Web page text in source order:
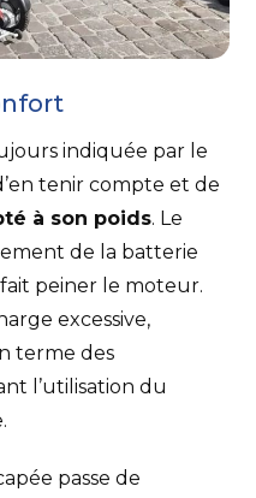
indiquée par le
tenir compte et de
à son poids. Le
de la batterie
peiner le moteur.
excessive,
terme des
l’utilisation du
passe de